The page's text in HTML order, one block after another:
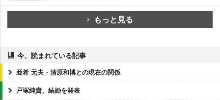
もっと見る
今、読まれている記事
亜希 元夫・清原和博との現在の関係
戸塚純貴、結婚を発表